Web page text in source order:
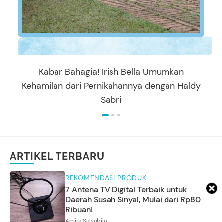
Kabar Bahagia! Irish Bella Umumkan
Kehamilan dari Pernikahannya dengan Haldy
Sabri
ARTIKEL TERBARU
REKOMENDASI PRODUK
7 Antena TV Digital Terbaik untuk
Daerah Susah Sinyal, Mulai dari Rp80
Ribuan!
Amira Salsabila